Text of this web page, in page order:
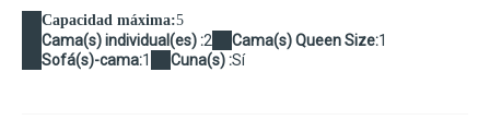
Capacidad máxima:5
Cama(s) individual(es) :2 Cama(s) Queen Size:1
Sofá(s)-cama:1 Cuna(s) :Sí